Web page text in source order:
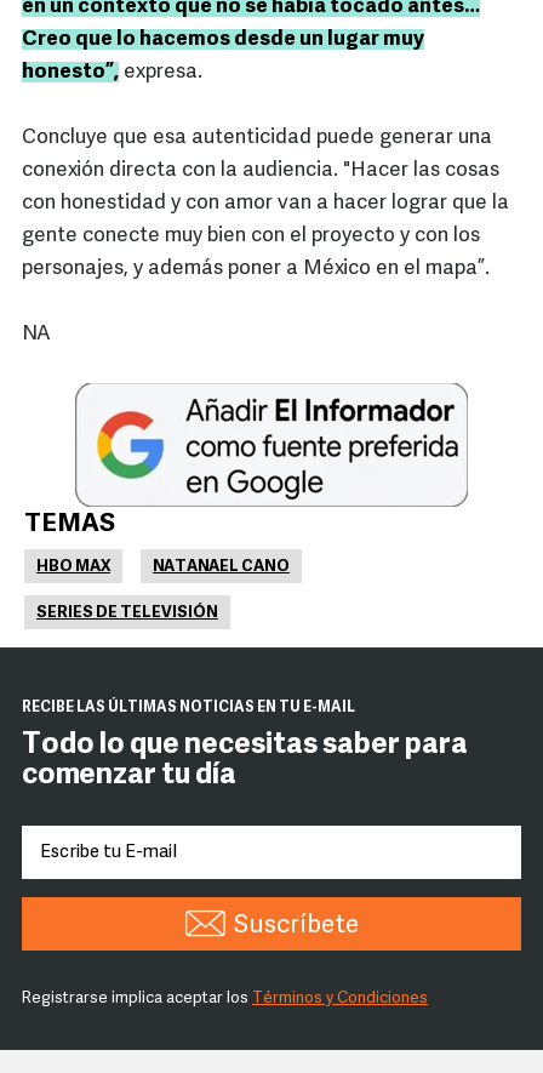
en un contexto que no se había tocado antes…
Creo que lo hacemos desde un lugar muy
honesto”, expresa.
Concluye que esa autenticidad puede generar una
conexión directa con la audiencia. "Hacer las cosas
con honestidad y con amor van a hacer lograr que la
gente conecte muy bien con el proyecto y con los
personajes, y además poner a México en el mapa”.
NA
TEMAS
HBO MAX NATANAEL CANO
SERIES DE TELEVISIÓN
RECIBE LAS ÚLTIMAS NOTICIAS EN TU E-MAIL
Todo lo que necesitas saber para
comenzar tu día
Suscríbete
Registrarse implica aceptar los Términos y Condiciones